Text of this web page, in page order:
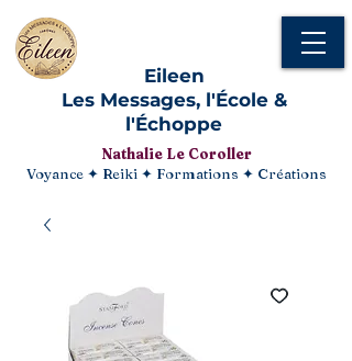
Eileen
Les Messages, l'École &
l'Échoppe
Nathalie Le Coroller
Voyance ✦ Reiki ✦ Formations ✦ Créations